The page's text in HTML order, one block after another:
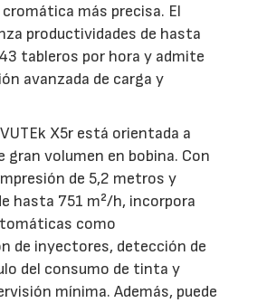
más precisa. El
productividades de hasta
tableros por hora y admite
avanzada de carga y
X5r está orientada a
gran volumen en bobina. Con
de 5,2 metros y
hasta 751 m²/h, incorpora
como
de inyectores, detección de
del consumo de tinta y
mínima. Además, puede